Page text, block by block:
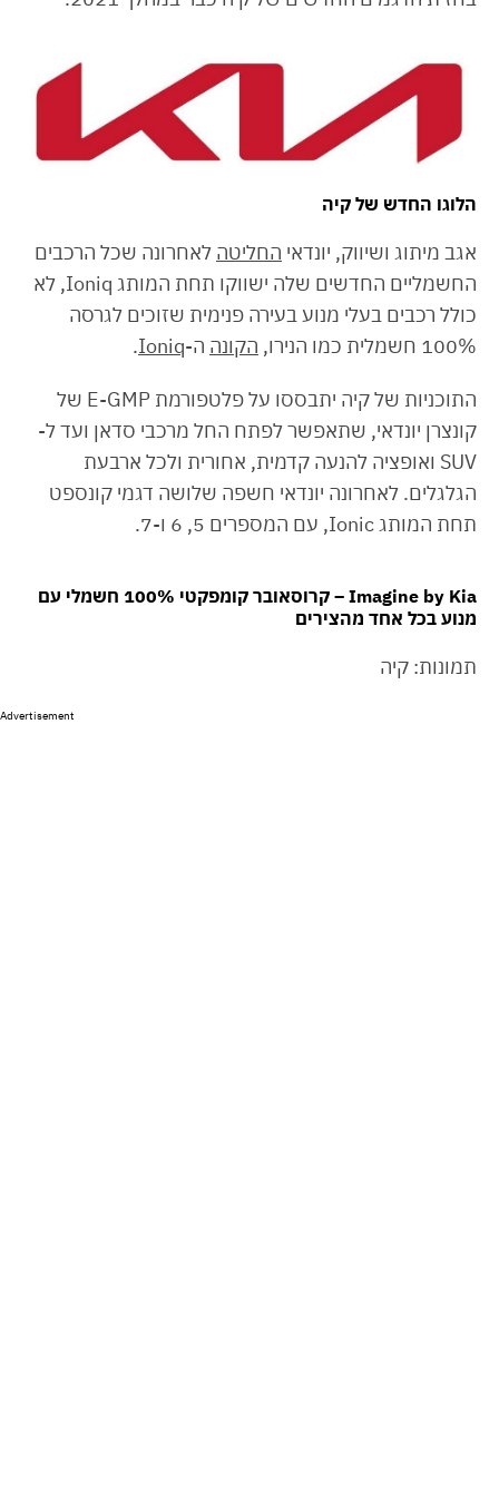
הלוגו החדש של קיה
אגב מיתוג ושיווק, יונדאי החליטה לאחרונה שכל הרכבים
החשמליים החדשים שלה ישווקו תחת המותג Ioniq, לא
כולל רכבים בעלי מנוע בעירה פנימית שזוכים לגרסה
100% חשמלית כמו הנירו,
הקונה ה-Ioniq
.
התוכניות של קיה יתבססו על פלטפורמת E-GMP של
קונצרן יונדאי, שתאפשר לפתח החל מרכבי סדאן ועד ל-
SUV ואופציה להנעה קדמית, אחורית ולכל ארבעת
הגלגלים. לאחרונה יונדאי חשפה שלושה דגמי קונספט
תחת המותג Ionic, עם המספרים 5, 6 ו-7.
Imagine by Kia – קרוסאובר קומפקטי 100% חשמלי עם
מנוע בכל אחד מהצירים
תמונות: קיה
Advertisement